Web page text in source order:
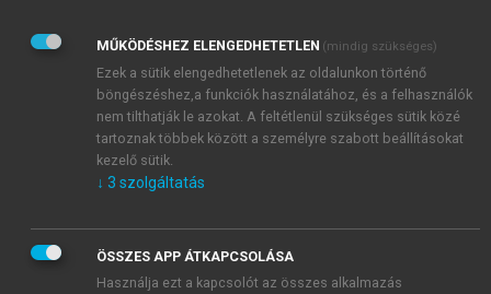
Adatkezelési tájékoztatóbanfoglaltakat tudomásul
veszem és elfogadom.
Általános vásárlási feltételeket, valamint a szotar.netés a
mersz.huoldalak licencszerződéseiben foglaltakat
tudomásul veszem és elfogadom.
KIPRÓBÁLOM
MŰKÖDÉSHEZ ELENGEDHETETLEN (mindig szükséges)
Ezek a sütik elengedhetetlenek az oldalunkon történő
böngészéshez,a funkciók használatához, és a felhasználók
nem tilthatják le azokat. A feltétlenül szükséges sütik közé
tartoznak többek között a személyre szabott beállításokat
kezelő sütik.
↓ 3 szolgáltatás
ÖSSZES APP ÁTKAPCSOLÁSA
Használja ezt a kapcsolót az összes alkalmazás